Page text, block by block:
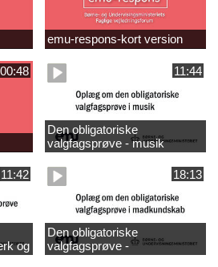
emu-respons-kort version
00:48 11:44
Den obligatoriske
valgfagsprøve - musik
11:42
og
18:13
Den obligatoriske
valgfagsprøve -
madkundskab